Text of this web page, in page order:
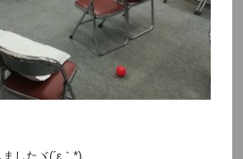
したヾ(´ε｀*)ゝ